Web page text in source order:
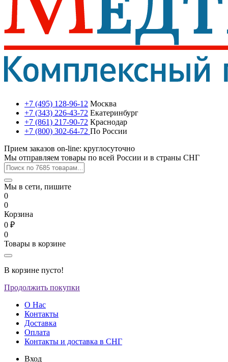
+7 (495) 128-96-12 Москва
+7 (343) 226-43-72 Екатеринбург
+7 (861) 217-90-72 Краснодар
+7 (800) 302-64-72 По России
Прием заказов on-line: круглосуточно
Мы отправляем товары по всей России и в страны СНГ
Мы в сети, пишите
0
0
Корзина
0 ₽
0
Товары в корзине
В корзине пусто!
Продолжить покупки
О Нас
Контакты
Доставка
Оплата
Контакты и доставка в СНГ
Вход